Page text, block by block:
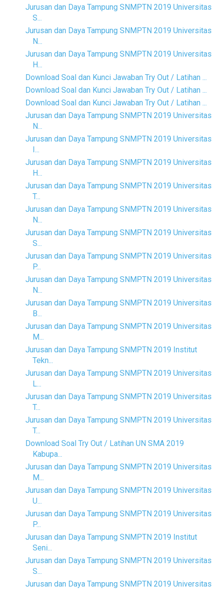
Jurusan dan Daya Tampung SNMPTN 2019 Universitas
S...
Jurusan dan Daya Tampung SNMPTN 2019 Universitas
N...
Jurusan dan Daya Tampung SNMPTN 2019 Universitas
H...
Download Soal dan Kunci Jawaban Try Out / Latihan ...
Download Soal dan Kunci Jawaban Try Out / Latihan ...
Download Soal dan Kunci Jawaban Try Out / Latihan ...
Jurusan dan Daya Tampung SNMPTN 2019 Universitas
N...
Jurusan dan Daya Tampung SNMPTN 2019 Universitas
I...
Jurusan dan Daya Tampung SNMPTN 2019 Universitas
H...
Jurusan dan Daya Tampung SNMPTN 2019 Universitas
T...
Jurusan dan Daya Tampung SNMPTN 2019 Universitas
N...
Jurusan dan Daya Tampung SNMPTN 2019 Universitas
S...
Jurusan dan Daya Tampung SNMPTN 2019 Universitas
P...
Jurusan dan Daya Tampung SNMPTN 2019 Universitas
N...
Jurusan dan Daya Tampung SNMPTN 2019 Universitas
B...
Jurusan dan Daya Tampung SNMPTN 2019 Universitas
M...
Jurusan dan Daya Tampung SNMPTN 2019 Institut
Tekn...
Jurusan dan Daya Tampung SNMPTN 2019 Universitas
L...
Jurusan dan Daya Tampung SNMPTN 2019 Universitas
T...
Jurusan dan Daya Tampung SNMPTN 2019 Universitas
T...
Download Soal Try Out / Latihan UN SMA 2019
Kabupa...
Jurusan dan Daya Tampung SNMPTN 2019 Universitas
M...
Jurusan dan Daya Tampung SNMPTN 2019 Universitas
U...
Jurusan dan Daya Tampung SNMPTN 2019 Universitas
P...
Jurusan dan Daya Tampung SNMPTN 2019 Institut
Seni...
Jurusan dan Daya Tampung SNMPTN 2019 Universitas
S...
Jurusan dan Daya Tampung SNMPTN 2019 Universitas